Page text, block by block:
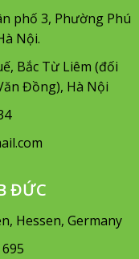
phố 3, Phường Phú
Nội.
Bắc Từ Liêm (đối
Đồng), Hà Nội
ĐỨC
Hessen, Germany